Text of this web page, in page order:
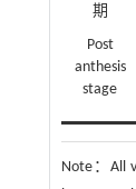
期
Post
anthesis
stage
Note： All